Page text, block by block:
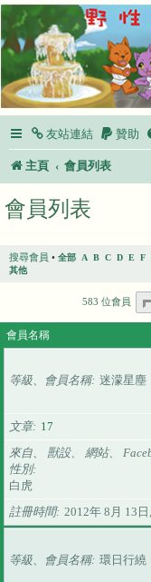
友站連結 贊助
主頁 會員列表
會員列表
搜尋會員 • 全部 A B C D E F
其他
583 位會員
會員名稱
等級、會員名稱 迷濛星塵
文章
17
來自、 獸設、 網站、
性別
白虎
註冊時間
2012年 8月 13
等級、會員名稱 環日行繞